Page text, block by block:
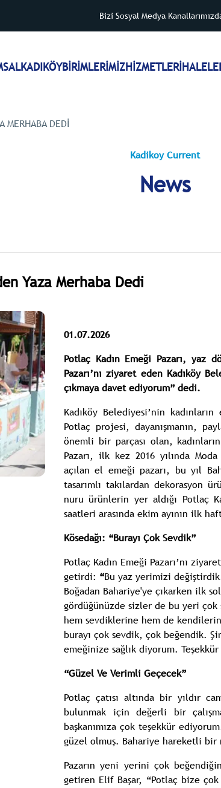
Bizi Sosyal Medya
KADIKÖYBİRİMLERİMİZHİZMETLER
MERHABA DEDI
Kadikoy Current
News
Yaza Merhaba Dedi
01.07.2026
Potlaç Kadın Emeği Pazarı, yaz
Pazarı’nı ziyaret eden Kadıköy
çıkmaya davet ediyorum” dedi.
Kadıköy Belediyesi’nin
Potlaç projesi, dayanışmanın,
önemli bir parçası olan,
Pazarı, ilk kez 2016 yılında Moda
açılan el emeği pazarı, bu yıl
tasarımlı takılardan dekorasyon
nuru ürünlerin yer aldığı Potlaç
saatleri arasında ekim ayının ilk
Kösedağı: “Burayı Çok Sevdik”
Potlaç Kadın Emeği Pazarı’nı
getirdi: “Bu yaz yerimizi değiştirdik.
Boğadan Bahariye'ye çıkarken ilk
gördüğünüzde sizler de bu yeri çok
hem sevdiklerine hem de
burayı çok sevdik, çok beğendik.
emeğinize sağlık diyorum.
“Güzel Ve Verimli Geçecek”
Potlaç çatısı altında bir yıldır
bulunmak için değerli bir
başkanımıza çok teşekkür
güzel olmuş. Bahariye hareketli bir
Pazarın yeni yerini çok
getiren Elif Başar, “Potlaç bize çok